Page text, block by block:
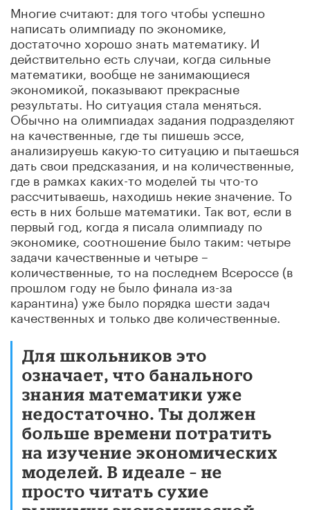
Многие считают: для того чтобы успешно
написать олимпиаду по экономике,
достаточно хорошо знать математику. И
действительно есть случаи, когда сильные
математики, вообще не занимающиеся
экономикой, показывают прекрасные
результаты. Но ситуация стала меняться.
Обычно на олимпиадах задания подразделяют
на качественные, где ты пишешь эссе,
анализируешь какую-то ситуацию и пытаешься
дать свои предсказания, и на количественные,
где в рамках каких-то моделей ты что-то
рассчитываешь, находишь некие значение. То
есть в них больше математики. Так вот, если в
первый год, когда я писала олимпиаду по
экономике, соотношение было таким: четыре
задачи качественные и четыре –
количественные, то на последнем Всероссе (в
прошлом году не было финала из-за
карантина) уже было порядка шести задач
качественных и только две количественные.
Для школьников это
означает, что банального
знания математики уже
недостаточно. Ты должен
больше времени потратить
на изучение экономических
моделей. В идеале – не
просто читать сухие